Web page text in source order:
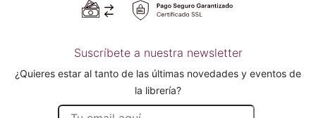
Suscríbete a nuestra newsletter
¿Quieres estar al tanto de las últimas novedades y eventos de
la librería?